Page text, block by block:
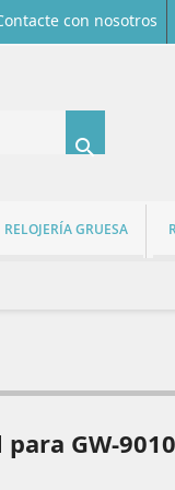
con nosotros

RELOJERÍA GRUESA
GW-